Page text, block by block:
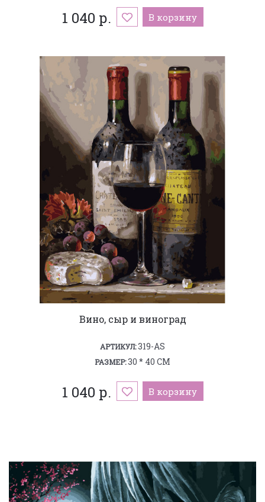
1 040 р. В корзину
Вино, сыр и виноград
АРТИКУЛ:319-AS
РАЗМЕР:30 * 40 СМ
1 040 р. В корзину